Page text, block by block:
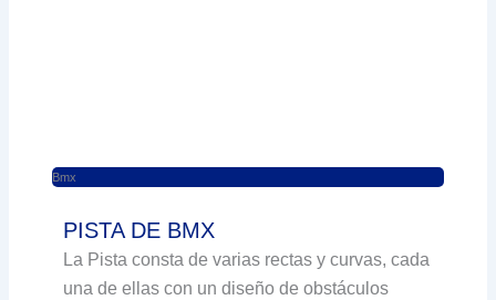
Bmx
PISTA DE BMX
La Pista consta de varias rectas y curvas, cada
una de ellas con un diseño de obstáculos